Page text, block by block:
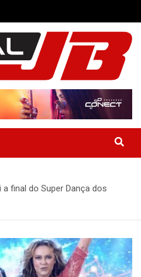
JB
Região
final do Super Dança dos